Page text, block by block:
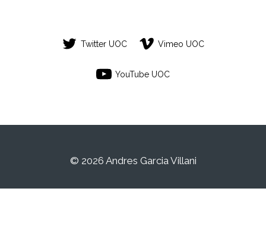
Twitter UOC Vimeo UOC
YouTube UOC
© 2026 Andres Garcia Villani